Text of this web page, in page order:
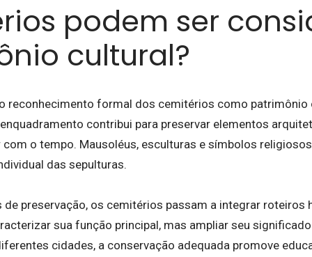
podem ser
cultural?
reconhecimento formal dos cemitérios como patrimônio
contribui para preservar elementos
o tempo. Mausoléus, esculturas e símbolos
das sepulturas.
de preservação, os cemitérios passam a integrar
sua função principal, mas ampliar seu
cidades, a conservação adequada promove